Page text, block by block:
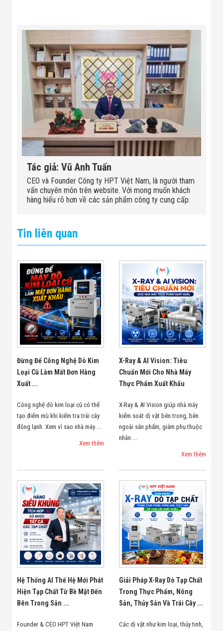
Xưởng -
Logistics
Tin Tức
Tin Công Nghệ
Tin Khuyến Mãi
Tin Tuyển Dụng
Liên Hệ
Tác giả: Vũ Anh Tuấn
CEO và Founder Công ty HPT Việt Nam, là người tham
vấn chuyên môn trên website. Với mong muốn khách
hàng hiểu rõ hơn về các sản phẩm công ty cung cấp.
Tin liên quan
Đừng Để Công Nghệ Dò Kim
Loại Cũ Làm Mất Đơn Hàng
Xuất ...
Công nghệ dò kim loại cũ có thể
tạo điểm mù khi kiểm tra trái cây
đông lạnh. Xem vì sao nhà máy ...
Xem thêm
X-Ray & AI Vision: Tiêu
Chuẩn Mới Cho Nhà Máy
Thực Phẩm Xuất Khẩu
X-Ray & AI Vision giúp nhà máy
kiểm soát dị vật bên trong, bên
ngoài sản phẩm, giảm phụ thuộc
nhân ...
Xem thêm
Hệ Thống AI Thế Hệ Mới Phát
Hiện Tạp Chất Từ Bề Mặt Đến
Bên Trong Sản ...
Founder & CEO HPT Việt Nam
Giải Pháp X-Ray Dò Tạp Chất
Trong Thực Phẩm, Nông
Sản, Thủy Sản Và Trái Cây ...
Các dị vật như kim loại, thủy tinh,